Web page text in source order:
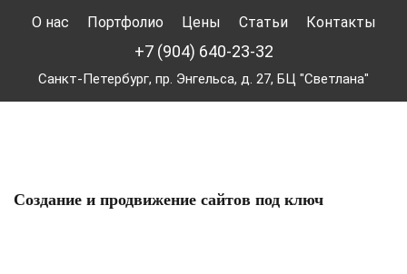
О нас Портфолио Цены Статьи Контакты
+7 (904) 640-23-32
Санкт-Петербург, пр. Энгельса, д. 27, БЦ "Светлана"
Создание и продвижение сайтов под ключ